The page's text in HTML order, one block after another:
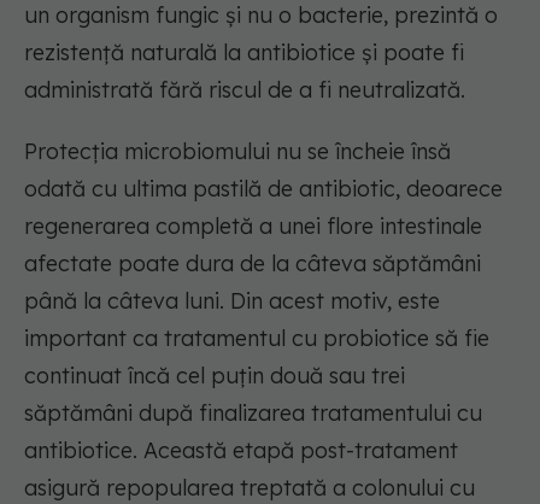
un organism fungic și nu o bacterie, prezintă o
rezistență naturală la antibiotice și poate fi
administrată fără riscul de a fi neutralizată.
Protecția microbiomului nu se încheie însă
odată cu ultima pastilă de antibiotic, deoarece
regenerarea completă a unei flore intestinale
afectate poate dura de la câteva săptămâni
până la câteva luni. Din acest motiv, este
important ca tratamentul cu probiotice să fie
continuat încă cel puțin două sau trei
săptămâni după finalizarea tratamentului cu
antibiotice. Această etapă post-tratament
asigură repopularea treptată a colonului cu